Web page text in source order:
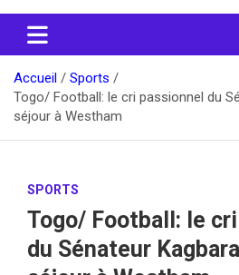
Accueil
Sports
Togo/ Football: le cri passionnel du
séjour à Westham
SPORTS
Togo/ Football: le
du Sénateur